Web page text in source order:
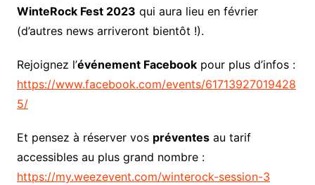
WinteRock Fest 2023 qui aura lieu en février
(d’autres news arriveront bientôt !).
Rejoignez l’événement Facebookpour plus d’infos :
https://www.facebook.com/events/61713927019428
5/
Et pensez à réserver vos préventesau tarif
accessibles au plus grand nombre :
https://my.weezevent.com/winterock-session-3